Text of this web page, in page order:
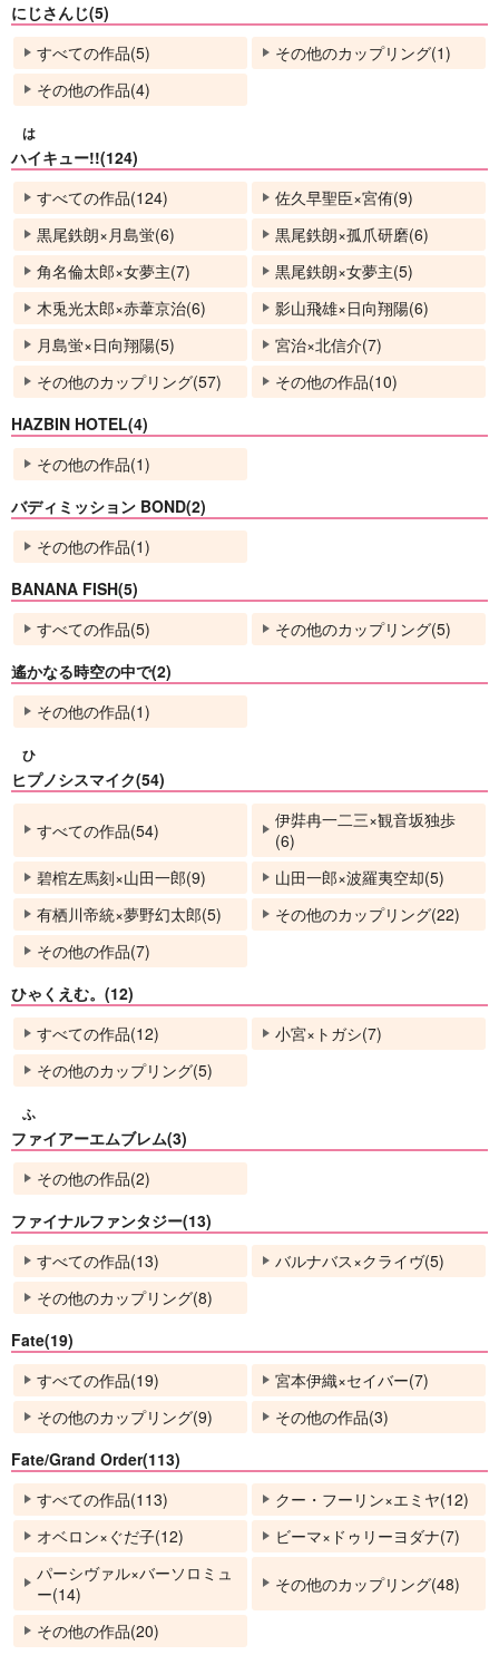
にじさんじ(5)
すべての作品(5)
その他のカップリング(1)
その他の作品(4)
は
ハイキュー!!(124)
すべての作品(124)
佐久早聖臣×宮侑(9)
黒尾鉄朗×月島蛍(6)
黒尾鉄朗×孤爪研磨(6)
角名倫太郎×女夢主(7)
黒尾鉄朗×女夢主(5)
木兎光太郎×赤葦京治(6)
影山飛雄×日向翔陽(6)
月島蛍×日向翔陽(5)
宮治×北信介(7)
その他のカップリング(57)
その他の作品(10)
HAZBIN HOTEL(4)
その他の作品(1)
バディミッション BOND(2)
その他の作品(1)
BANANA FISH(5)
すべての作品(5)
その他のカップリング(5)
遙かなる時空の中で(2)
その他の作品(1)
ひ
ヒプノシスマイク(54)
すべての作品(54)
伊弉冉一二三×観音坂独歩
(6)
碧棺左馬刻×山田一郎(9)
山田一郎×波羅夷空却(5)
有栖川帝統×夢野幻太郎(5)
その他のカップリング(22)
その他の作品(7)
ひゃくえむ。(12)
すべての作品(12)
小宮×トガシ(7)
その他のカップリング(5)
ふ
ファイアーエムブレム(3)
その他の作品(2)
ファイナルファンタジー(13)
すべての作品(13)
バルナバス×クライヴ(5)
その他のカップリング(8)
Fate(19)
すべての作品(19)
宮本伊織×セイバー(7)
その他のカップリング(9)
その他の作品(3)
Fate/Grand Order(113)
すべての作品(113)
クー・フーリン×エミヤ(12)
オベロン×ぐだ子(12)
ビーマ×ドゥリーヨダナ(7)
パーシヴァル×バーソロミュ
ー(14)
その他のカップリング(48)
その他の作品(20)